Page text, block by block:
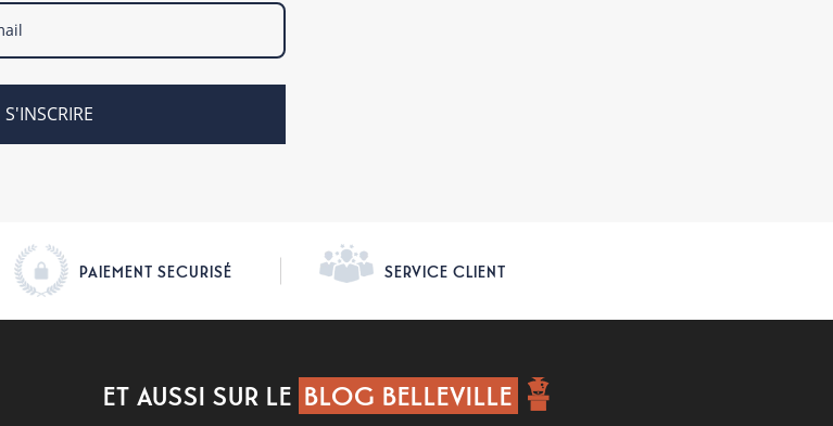
S'INSCRIRE
PAIEMENT SECURISÉ SERVICE CLIENT
ET AUSSI SUR LE BLOG BELLEVILLE